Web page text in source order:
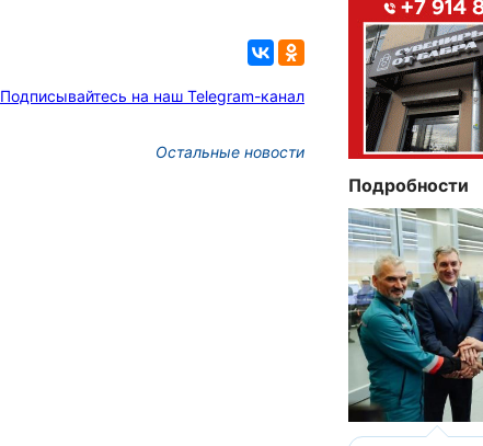
Подписывайтесь на наш Telegram-канал
Остальные новости
Подробности